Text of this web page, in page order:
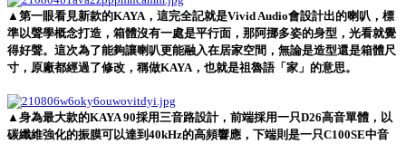
▲第一眼看見新款的KAYA，這完全記就是Vivid Audio會設計出的喇叭，標
準以聲學概念打造，箱體沒有一處是平行面，那阿挪多姿的身型，光看就覺
得好聲。這次為了能夠讓喇叭更能融入在居家空間，無論是造型還是箱體尺
寸，原廠都經過了修改，稱做KAYA，也就是祖魯語「家」的意思。
▲身為最大款的KAYA 90採用三音路設計，前端採用一只D26高音單體，以
碳纖維強化的振膜可以達到40kHz的高頻響應，下端則是一只C100SE中音